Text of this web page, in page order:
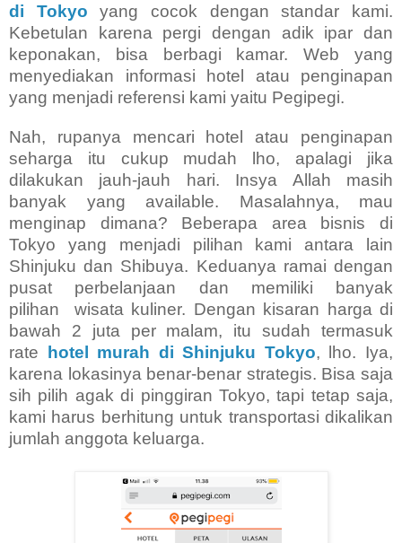
di Tokyo
yang cocok dengan standar kami.
Kebetulan karena pergi dengan adik ipar dan
keponakan, bisa berbagi kamar. Web yang
menyediakan informasi hotel atau penginapan
yang menjadi referensi kami yaitu Pegipegi.
Nah, rupanya mencari hotel atau penginapan
seharga itu cukup mudah lho, apalagi jika
dilakukan jauh-jauh hari. Insya Allah masih
banyak yang available. Masalahnya, mau
menginap dimana? Beberapa area bisnis di
Tokyo yang menjadi pilihan kami antara lain
Shinjuku dan Shibuya. Keduanya ramai dengan
pusat perbelanjaan dan memiliki banyak
pilihan wisata kuliner. Dengan kisaran harga di
bawah 2 juta per malam, itu sudah termasuk
rate hotel murah di Shinjuku Tokyo, lho. Iya,
karena lokasinya benar-benar strategis. Bisa saja
sih pilih agak di pinggiran Tokyo, tapi tetap saja,
kami harus berhitung untuk transportasi dikalikan
jumlah anggota keluarga.